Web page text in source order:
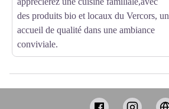
des produits bio et locaux du Vercors, un
accueil de qualité dans une ambiance
conviviale.